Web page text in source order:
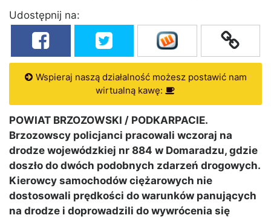
Udostępnij na:
Wspieraj naszą działalność możesz postawić nam
wirtualną kawę:
POWIAT BRZOZOWSKI / PODKARPACIE.
Brzozowscy policjanci pracowali wczoraj na
drodze wojewódzkiej nr 884 w Domaradzu, gdzie
doszło do dwóch podobnych zdarzeń drogowych.
Kierowcy samochodów ciężarowych nie
dostosowali prędkości do warunków panujących
na drodze i doprowadzili do wywrócenia się